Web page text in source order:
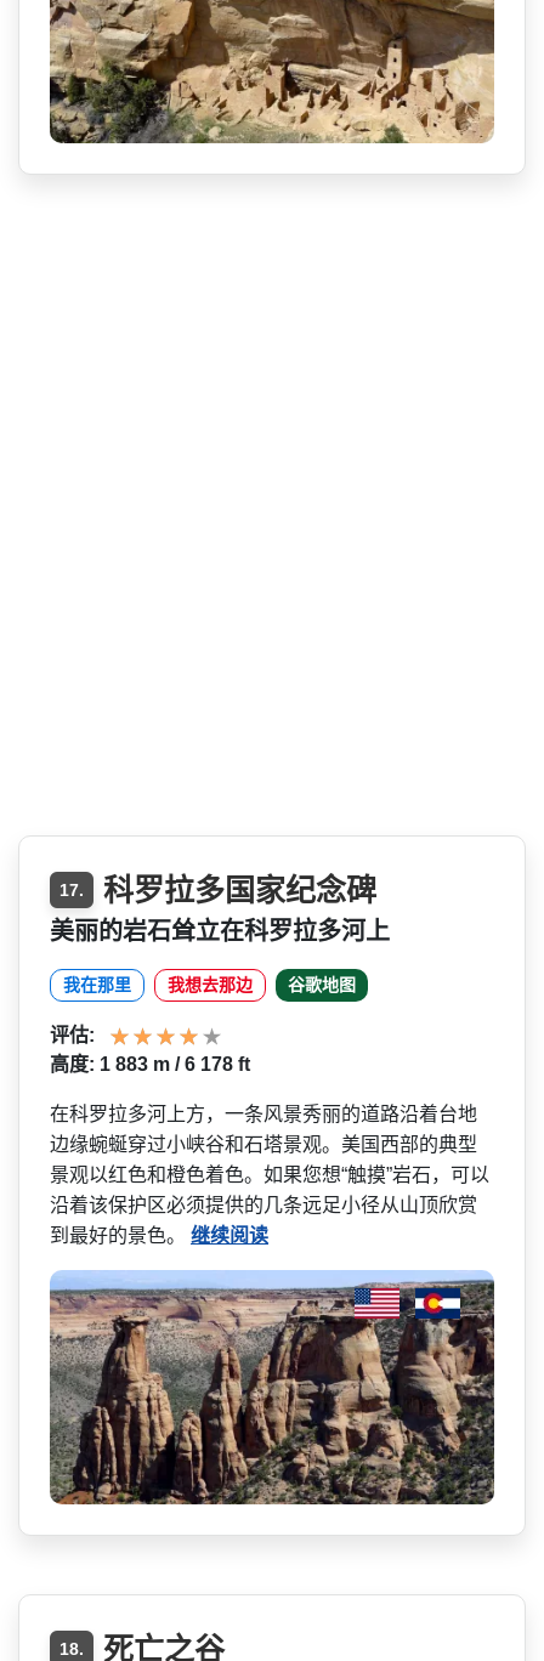
17. 科罗拉多国家纪念碑
美丽的岩石耸立在科罗拉多河上
我在那里 我想去那边 谷歌地图
评估:
高度: 1 883 m / 6 178 ft
在科罗拉多河上方，一条风景­秀丽的道路沿着台地
边缘蜿蜒穿过小峡谷和石塔景观。­美国西部的典型
景观以红色和橙色着色。如果您想“触­摸”岩石，可以
沿着该保护区必须提供的几条远足小径­从山顶欣赏
到最好的景色。 继续阅读
18. 死亡之谷